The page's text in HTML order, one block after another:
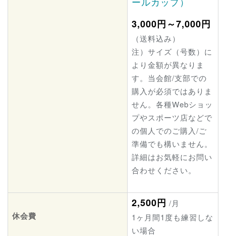
3,000円～7,000円
（送料込み）
注）サイズ（号数）に
より金額が異なりま
す。当会館/支部での
購入が必須ではありま
せん。各種Webショッ
プやスポーツ店などで
の個人でのご購入/ご
準備でも構いません。
詳細はお気軽にお問い
合わせください。
休会費
2,500円 /月
1ヶ月間1度も練習しな
い場合